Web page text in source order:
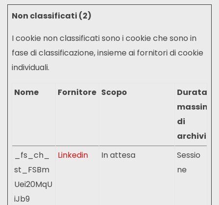
Non classificati (2)
I cookie non classificati sono i cookie che sono in
fase di classificazione, insieme ai fornitori di cookie
individuali.
Nome Fornitore Scopo
Durata
massima
di
_fs_ch_
st_FSBm
Uei20MqU
iJb9
Linkedin In attesa
Sessio
ne